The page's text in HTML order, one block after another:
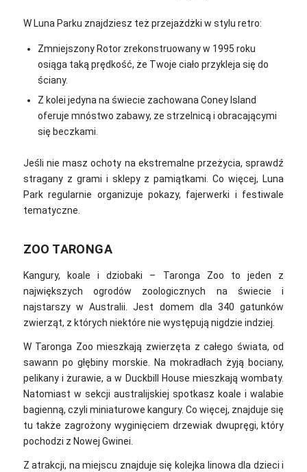
W Luna Parku znajdziesz też przejażdżki w stylu retro:
Zmniejszony Rotor zrekonstruowany w 1995 roku
osiąga taką prędkość, że Twoje ciało przykleja się do
ściany.
Z kolei jedyna na świecie zachowana Coney Island
oferuje mnóstwo zabawy, ze strzelnicą i obracającymi
się beczkami.
Jeśli nie masz ochoty na ekstremalne przeżycia, sprawdź
stragany z grami i sklepy z pamiątkami. Co więcej, Luna
Park regularnie organizuje pokazy, fajerwerki i festiwale
tematyczne.
ZOO TARONGA
Kangury, koale i dziobaki – Taronga Zoo to jeden z
największych ogrodów zoologicznych na świecie i
najstarszy w Australii. Jest domem dla 340 gatunków
zwierząt, z których niektóre nie występują nigdzie indziej.
W Taronga Zoo mieszkają zwierzęta z całego świata, od
sawann po głębiny morskie. Na mokradłach żyją bociany,
pelikany i żurawie, a w Duckbill House mieszkają wombaty.
Natomiast w sekcji australijskiej spotkasz koale i walabie
bagienną, czyli miniaturowe kangury. Co więcej, znajduje się
tu także zagrożony wyginięciem drzewiak dwupręgi, który
pochodzi z Nowej Gwinei.
Z atrakcji, na miejscu znajduje się kolejka linowa dla dzieci i